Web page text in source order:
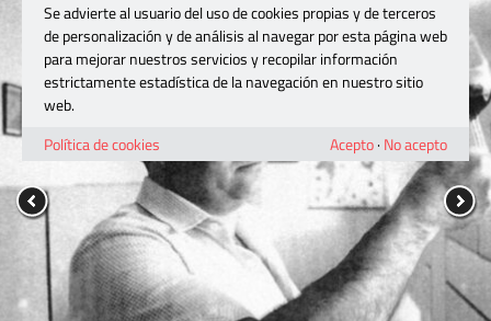
Se advierte al usuario del uso de cookies propias y de terceros
de personalización y de análisis al navegar por esta página web
para mejorar nuestros servicios y recopilar información
estrictamente estadística de la navegación en nuestro sitio
web.
Política de cookies
Acepto· No acepto